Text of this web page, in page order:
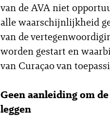
van de AVA niet
alle waarschijnlijkheid
van de
worden gestart en
van Curaçao van
Geen aanleiding om
leggen